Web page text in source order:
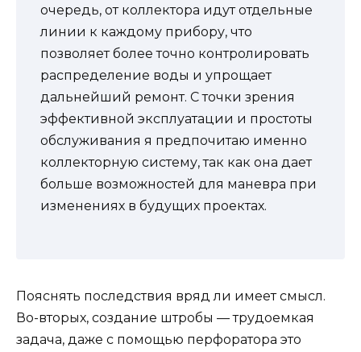
очередь, от коллектора идут отдельные
линии к каждому прибору, что
позволяет более точно контролировать
распределение воды и упрощает
дальнейший ремонт. С точки зрения
эффективной эксплуатации и простоты
обслуживания я предпочитаю именно
коллекторную систему, так как она дает
больше возможностей для маневра при
изменениях в будущих проектах.
Пояснять последствия вряд ли имеет смысл.
Во-вторых, создание штробы — трудоемкая
задача, даже с помощью перфоратора это